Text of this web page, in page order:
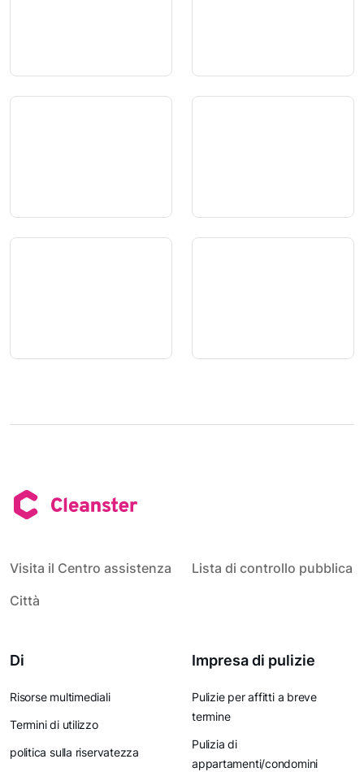
Visita il Centro assistenza
Lista di controllo pubblica
Città
Di
Risorse multimediali
Termini di utilizzo
politica sulla riservatezza
Impresa di pulizie
Pulizie per affitti a breve
termine
Pulizia di
appartamenti/condomini